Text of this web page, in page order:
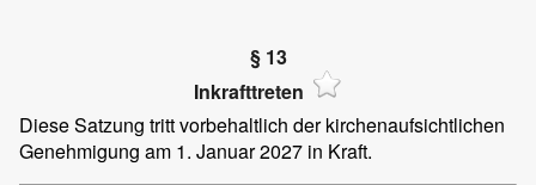
§ 13
Inkrafttreten
Diese Satzung tritt vorbehaltlich der kirchenaufsichtlichen
Genehmigung am 1. Januar 2027 in Kraft.